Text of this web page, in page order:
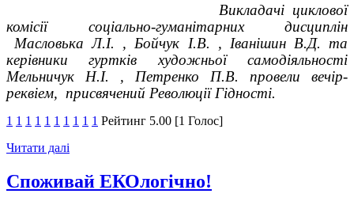
Викладачі циклової
комісії соціально-гуманітарних дисциплін
Масловька Л.І. , Бойчук І.В. , Іванішин В.Д. та
керівники гуртків художньої самодіяльності
Мельничук Н.І. , Петренко П.В. провели вечір-
реквіем, присвячений Революції Гідності.
1 1 1 1 1 1 1 1 1 1 Рейтинг 5.00 [1 Голос]
Читати далі
Споживай ЕКОлогічно!